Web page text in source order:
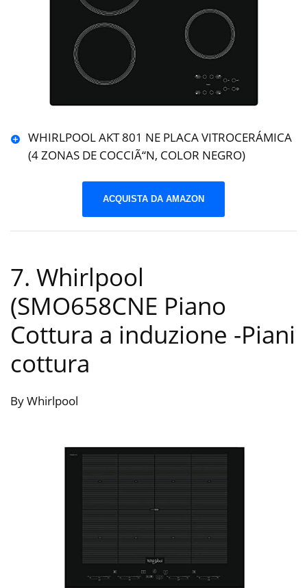
WHIRLPOOL AKT 801 NE PLACA VITROCERÁMICA
(4 ZONAS DE COCCIÃ“N, COLOR NEGRO)
ACQUISTA DA AMAZON
7. Whirlpool
(SMO658CNE Piano
Cottura a induzione -Piani
cottura
By Whirlpool